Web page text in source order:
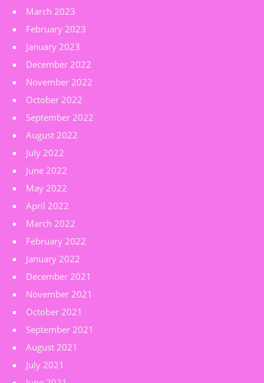
March 2023
February 2023
January 2023
December 2022
November 2022
October 2022
September 2022
August 2022
July 2022
June 2022
May 2022
April 2022
March 2022
February 2022
January 2022
December 2021
November 2021
October 2021
September 2021
August 2021
July 2021